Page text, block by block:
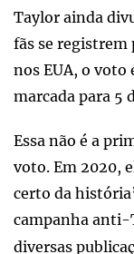
Taylor ainda
fãs se registrem
nos EUA, o
marcada para 5
Essa não é a
voto. Em 2020,
certo da
campanha anti-
diversas